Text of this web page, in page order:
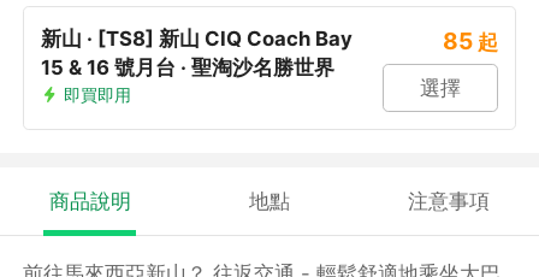
新山 · [TS8] 新山 CIQ Coach Bay
15 & 16 號月台 · 聖淘沙名勝世界
即買即用
85 起
選擇
商品說明 地點 注意事項